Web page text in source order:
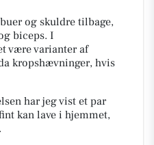
og skuldre tilbage,
biceps. I
være varianter af
kropshævninger, hvis
har jeg vist et par
kan lave i hjemmet,